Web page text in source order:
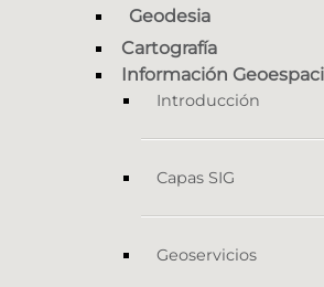
Geodesia
Cartografía
Información
Introducción
Capas SIG
Geoservicios